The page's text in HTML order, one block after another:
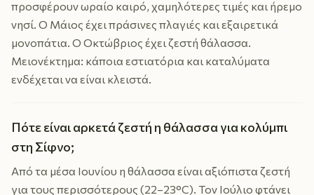
προσφέρουν ωραίο καιρό, χαμηλότερες τιμές και ήρεμο
νησί. Ο Μάιος έχει πράσινες πλαγιές και εξαιρετικά
μονοπάτια. Ο Οκτώβριος έχει ζεστή θάλασσα.
Μειονέκτημα: κάποια εστιατόρια και καταλύματα
ενδέχεται να είναι κλειστά.
Πότε είναι αρκετά ζεστή η θάλασσα για κολύμπι
στη Σίφνο;
Από τα μέσα Ιουνίου η θάλασσα είναι αξιόπιστα ζεστή
για τους περισσότερους (22–23°C). Τον Ιούλιο φτάνει